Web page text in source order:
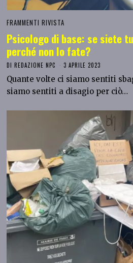
FRAMMENTI RIVISTA
Psicologo di base: se siete
perché non lo fate?
DIREDAZIONE NPC 3 APRILE 2023
Quante volte ci siamo sentiti
siamo sentiti a disagio per ciò…